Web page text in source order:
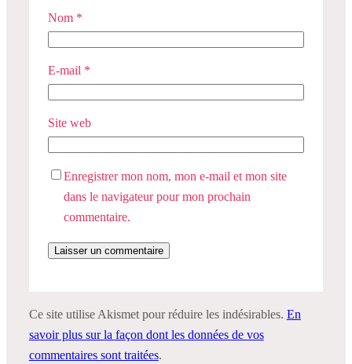
Nom *
E-mail *
Site web
Enregistrer mon nom, mon e-mail et mon site
dans le navigateur pour mon prochain
commentaire.
Ce site utilise Akismet pour réduire les indésirables. En
savoir plus sur la façon dont les données de vos
commentaires sont traitées.